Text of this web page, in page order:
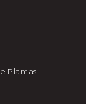
Plantas